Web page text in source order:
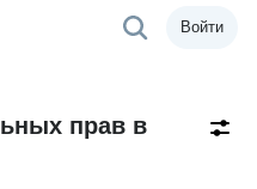
Войти
прав в